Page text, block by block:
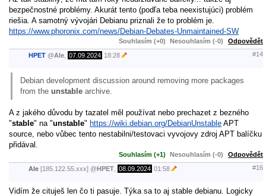
bezpečnostné problémy. Akurát tento (podľa teba neexistujúci) problém
riešia. A samotný vývojári Debianu priznali že to problém je.
https://www.phoronix.com/news/Debian-Debates-Unmaintained-SW
Souhlasím (+0) Nesouhlasím (-0) Odpovědět
HPET @Ale 07.09.2024 18:28 #14
Debian development discussion around removing more packages
from the unstable archive.
A z jakého důvodu by tazatel měl používat nebo prechazet z bezného
"stable" na "unstable" https://wiki.debian.org/DebianUnstable APT
source, nebo vůbec tento nestabilni/testovaci vyvojovy zdroj APT balíčku
přidával.
Souhlasím (+1) Nesouhlasím (-0) Odpovědět
Ale [185.122.55.xxx] @HPET 08.09.2024 01:58 #16
Vidím že cituješ len čo ti pasuje. Týka sa to aj stable debianu. Logicky